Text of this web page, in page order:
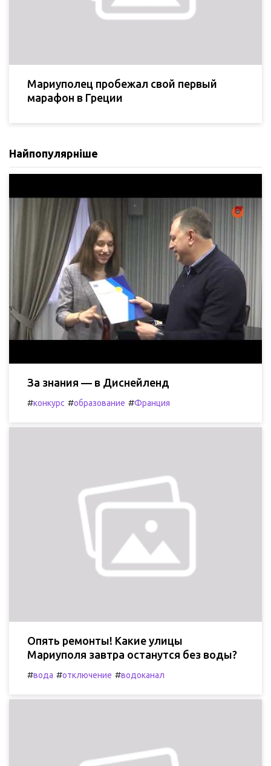
Мариуполец пробежал свой первый
марафон в Греции
Найпопулярніше
За знания — в Диснейленд
#конкурс #образование #Франция
Опять ремонты! Какие улицы
Мариуполя завтра останутся без воды?
#вода #отключение #водоканал